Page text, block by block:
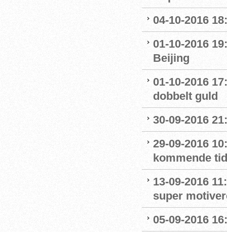
04-10-2016
01-10-2016
Beijing
01-10-2016
dobbelt guld
30-09-2016
29-09-2016
kommende tid
13-09-2016
super
05-09-2016